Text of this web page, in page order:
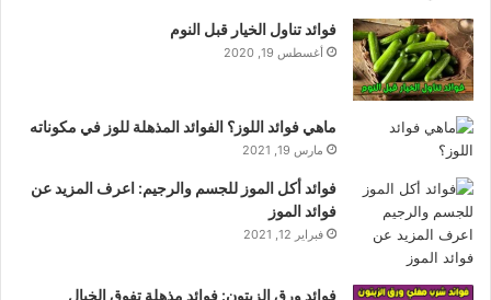
فوائد تناول الخيار قبل النوم
أغسطس 19, 2020
ماهي فوائد اللوز؟ الفوائد المذهلة للوز في مكوناته
مارس 19, 2021
فوائد أكل الموز للجسم والرجيم: اعرف المزيد عن
فوائد الموز
فبراير 12, 2021
فوائد ورق الزيتون: فوائد مذهلة تفوق الخيال